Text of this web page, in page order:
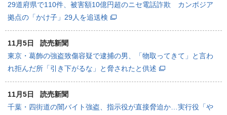
29道府県で110件、被害額10億円超のニセ電話詐欺 カンボジア
拠点の「かけ子」29人を追送検
11月5日
読売新聞
東京・葛飾の強盗致傷容疑で逮捕の男、「物取ってきて」と言わ
れ拒んだ所「引き下がるな」と脅されたと供述
11月5日
読売新聞
千葉・四街道の闇バイト強盗、指示役が直接脅迫か…実行役「や